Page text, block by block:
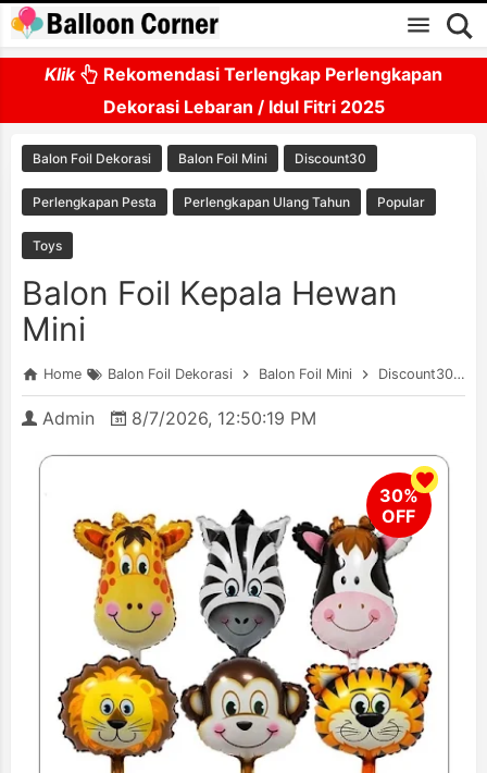
Skip to main content
Klik
Rekomendasi Terlengkap Perlengkapan
Dekorasi Lebaran / Idul Fitri 2025
Balon Foil Dekorasi Balon Foil Mini Discount30
Perlengkapan Pesta Perlengkapan Ulang Tahun Popular
Toys
Balon Foil Kepala Hewan
Mini
Home Balon Foil Dekorasi Balon Foil Mini Discount30
Admin 8/7/2026, 12:50:19 PM